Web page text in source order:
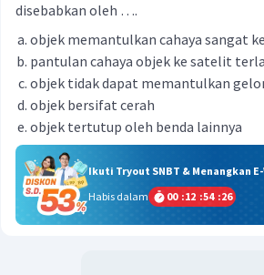
disebabkan oleh ….
objek memantulkan cahaya sangat
pantulan cahaya objek ke satelit
objek tidak dapat memantulkan
objek bersifat cerah
objek tertutup oleh benda lainnya
Ikuti Tryout SNBT & Menangkan
Habis dalam
00 :12 :54 :26